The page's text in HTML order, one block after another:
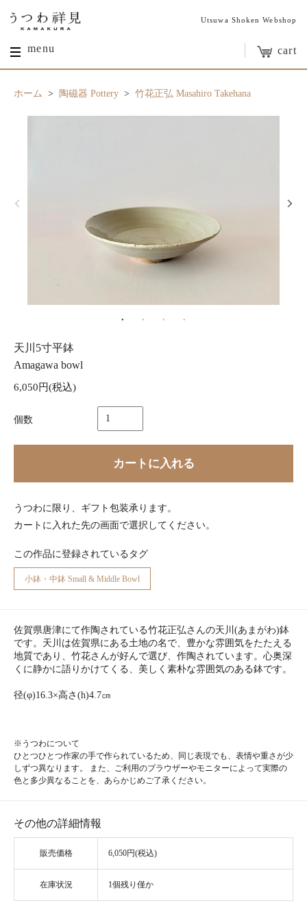
Utsuwa Shoken Webshop
menu cart
ホーム > 陶磁器 Pottery > 竹花正弘 Masahiro Takehana
天川5寸平鉢
Amagawa bowl
6,050円(税込)
個数
カートに入れる
うつわに限り、ギフト包装承ります。
カートに入れた先の画面で選択してください。
この作品に登録されているタグ
小鉢・中鉢 Small & Middle Bowl
佐賀県唐津にて作陶されている竹花正弘さんの天川(あまがわ)鉢
です。天川は佐賀県にある土地の名で、豊かな雰囲気をたたえる
地質であり、竹花さんが好んで選び、作陶されています。心奥深
くに静かに語りかけてくる、美しく素朴な雰囲気のある鉢です。
径(φ)16.3×高さ(h)4.7㎝
※うつわについて
ひとつひとつ作家の手で作られているため、同じ表現でも、表情や重さが少
しずつ異なります。 また、ご利用のブラウザーやモニターによって実際の
色と多少異なることを、あらかじめご了承ください。
その他の詳細情報
販売価格 6,050円(税込)
在庫状況 1個残り僅か